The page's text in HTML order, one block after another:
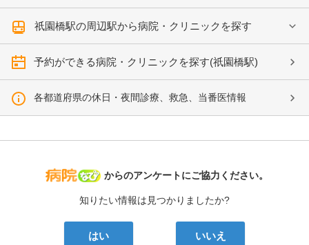
祇園橋駅の周辺駅から病院・クリニックを探す
予約ができる病院・クリニックを探す(祇園橋駅)
各都道府県の休日・夜間診療、救急、当番医情報
病院なび
からのアンケートにご協力ください。
知りたい情報は見つかりましたか?
はい いいえ